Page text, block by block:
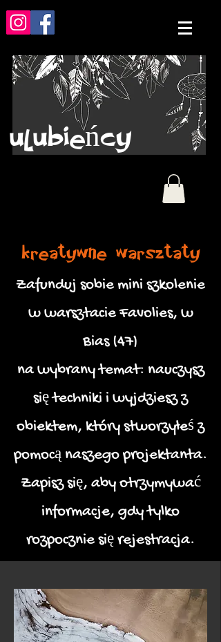
ulubieńcy
kreatywne warsztaty
Zafunduj sobie mini szkolenie
w warsztacie Favolies, w
Bias (47)
na wybrany temat: nauczysz
się techniki i wyjdziesz z
obiektem, który stworzyłeś z
pomocą naszego projektanta.
Zapisz się, aby otrzymywać
informacje, gdy tylko
rozpocznie się rejestracja.